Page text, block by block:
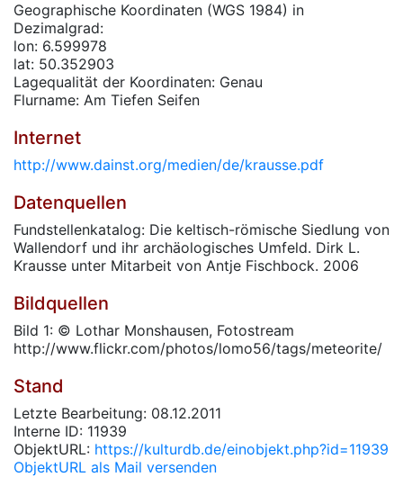
Geographische Koordinaten (WGS 1984) in
Dezimalgrad:
lon: 6.599978
lat: 50.352903
Lagequalität der Koordinaten: Genau
Flurname: Am Tiefen Seifen
Internet
http://www.dainst.org/medien/de/krausse.pdf
Datenquellen
Fundstellenkatalog: Die keltisch-römische Siedlung von
Wallendorf und ihr archäologisches Umfeld. Dirk L.
Krausse unter Mitarbeit von Antje Fischbock. 2006
Bildquellen
Bild 1: © Lothar Monshausen, Fotostream
http://www.flickr.com/photos/lomo56/tags/meteorite/
Stand
Letzte Bearbeitung: 08.12.2011
Interne ID: 11939
ObjektURL: https://kulturdb.de/einobjekt.php?id=11939
ObjektURL als Mail versenden